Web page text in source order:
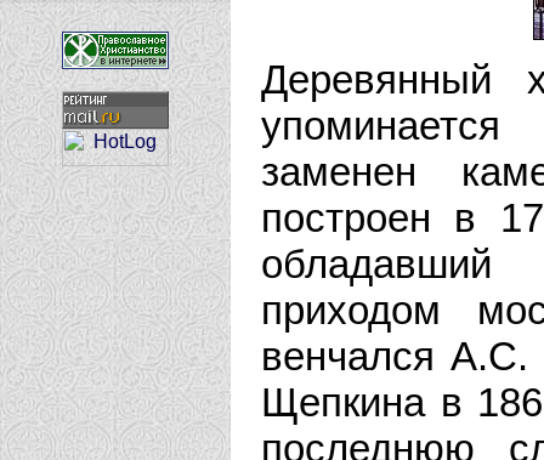
Деревянный
заменен
построен в
обладавший
приходом
венчался
Щепкина в
последнюю